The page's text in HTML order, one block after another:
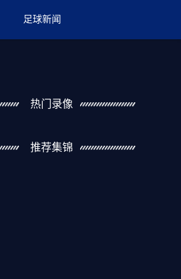
足球新闻
热门录像
推荐集锦